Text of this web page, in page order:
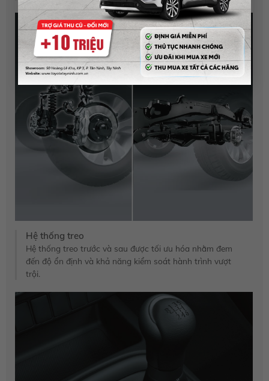
Hệ thống treo
Hệ thống treo trước và sau được tối ưu hóa nhằm đem
đến độ ổn định và khả năng kiểm soát hành trình vượt
trội.